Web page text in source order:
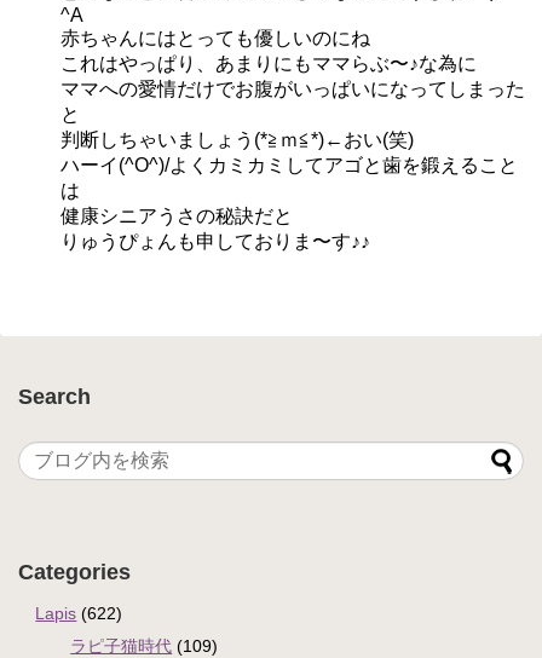
^A
赤ちゃんにはとっても優しいのにね
これはやっぱり、あまりにもママらぶ〜♪な為に
ママへの愛情だけでお腹がいっぱいになってしまった
と
判断しちゃいましょう(*≧ｍ≦*)←おい(笑)
ハーイ(^O^)/よくカミカミしてアゴと歯を鍛えること
は
健康シニアうさの秘訣だと
りゅうぴょんも申しておりま〜す♪♪
Search
Categories
Lapis (622)
ラピ子猫時代 (109)